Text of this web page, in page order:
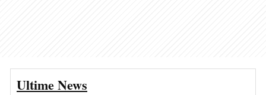
Ultime News